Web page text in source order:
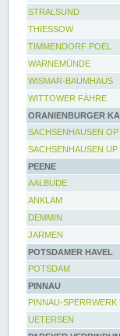
STRALSUND
THIESSOW
TIMMENDORF POEL
WARNEMÜNDE
WISMAR-BAUMHAUS
WITTOWER FÄHRE
ORANIENBURGER
SACHSENHAUSEN OP
SACHSENHAUSEN UP
PEENE
AALBUDE
ANKLAM
DEMMIN
JARMEN
POTSDAMER HAVEL
POTSDAM
PINNAU
PINNAU-SPERRWERK
UETERSEN